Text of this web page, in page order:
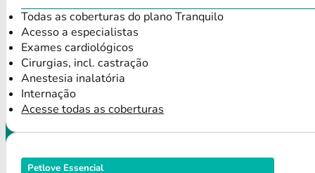
Todas as coberturas do plano Tranquilo
Acesso a especialistas
Exames cardiológicos
Cirurgias, incl. castração
Anestesia inalatória
Internação
Acesse todas as coberturas
Petlove Essencial